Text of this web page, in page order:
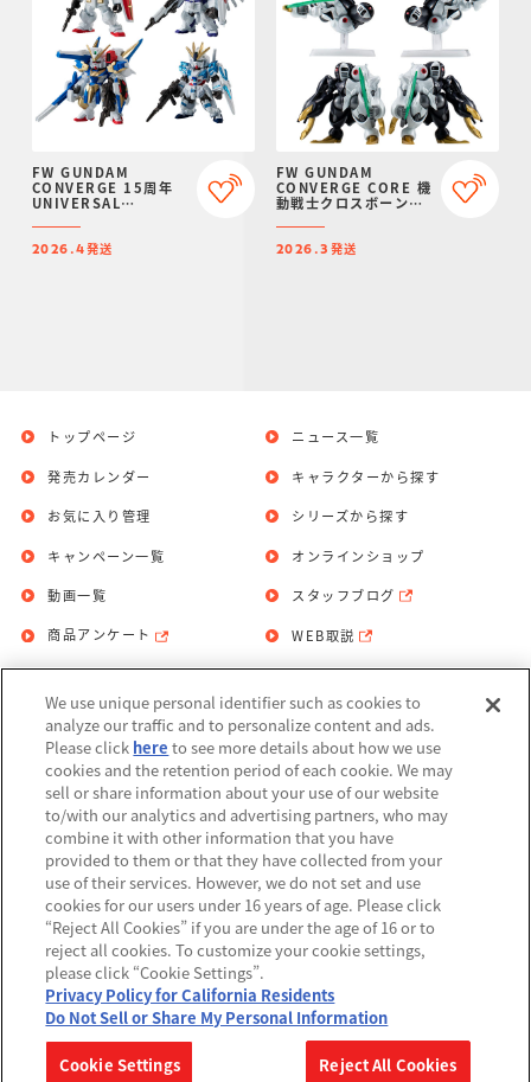
FW GUNDAM
CONVERGE 15周年
UNIVERSAL
ミアムバンダイ限定】
2026.4発送
FW GUNDAM
CONVERGE CORE 機
動戦士クロスボーン・
ィキトゥスセット【PB
限定】
2026.3 発送
トップページ
発売カレンダー
お気に入り管理
ニュース一覧
キャラクターから探す
シリーズから探す
キャンペーン一覧
動画一覧
商品アンケート
オンラインショップ
スタッフブログ
WEB取説
お問い合わせ 個人情報保護方針
利用規約
Do Not Sell or Share My Personal
Information
アレルギー情報
©BANDAI
▼コピーライト一覧を表示する
We use unique personal identifier such as cookies to
analyze our traffic and to personalize content and ads.
Please click here to see more details about how we use
cookies and the retention period of each cookie. We may
sell or share information about your use of our website
to/with our analytics and advertising partners, who may
combine it with other information that you have
provided to them or that they have collected from your
use of their services. However, we do not set and use
cookies for our users under 16 years of age. Please click
“Reject All Cookies” if you are under the age of 16 or to
reject all cookies. To customize your cookie settings,
please click “Cookie Settings”.
Privacy Policy for California Residents
Do Not Sell or Share My Personal Information
Cookie Settings Reject All Cookies